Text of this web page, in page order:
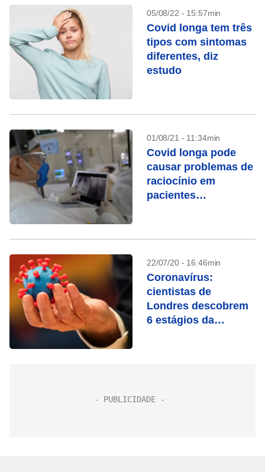
05/08/22 - 15:57min
Covid longa tem três
tipos com sintomas
diferentes, diz
estudo
01/08/21 - 11:34min
Covid longa pode
causar problemas de
raciocínio em
pacientes
22/07/20 - 16:46min
Coronavírus:
cientistas de
Londres descobrem
6 estágios da